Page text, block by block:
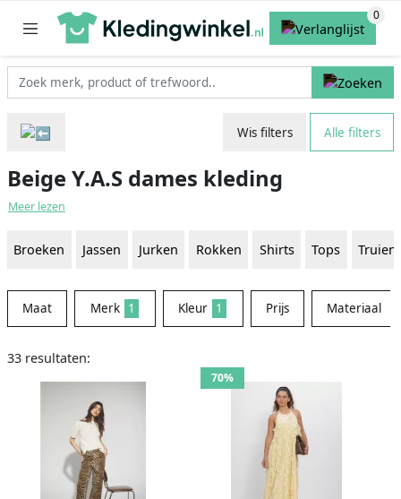
Wis filters Alle filters
Beige Y.A.S dames kleding
Meer lezen
Broeken Jassen Jurken Rokken Shirts Tops Truien
Maat Merk 1 Kleur 1 Prijs Materiaal
33 resultaten:
70%